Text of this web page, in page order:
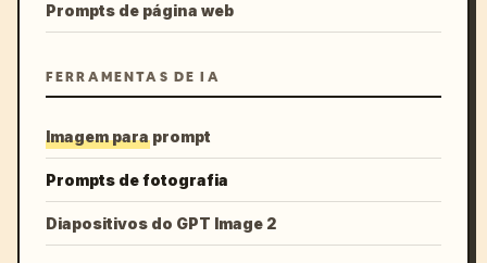
Prompts de página web
FERRAMENTAS DE IA
Imagem para prompt
Prompts de fotografia
Diapositivos do GPT Image 2